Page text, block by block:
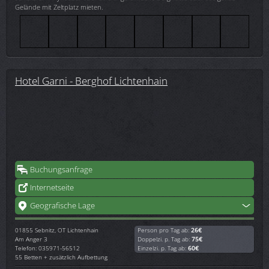
Gelände mit Zeltplatz mieten.
Hotel Garni - Berghof Lichtenhain
Buchungsanfrage
Internetseite
Geografische Lage
01855 Sebnitz, OT Lichtenhain
Am Anger 3
Telefon: 035971-56512
55 Betten + zusätzlich Aufbettung
Person pro Tag ab: 26€
Doppelzi. p. Tag ab: 75€
Einzelzi. p. Tag ab: 60€